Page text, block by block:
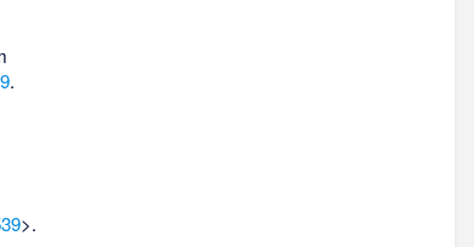
.
>.